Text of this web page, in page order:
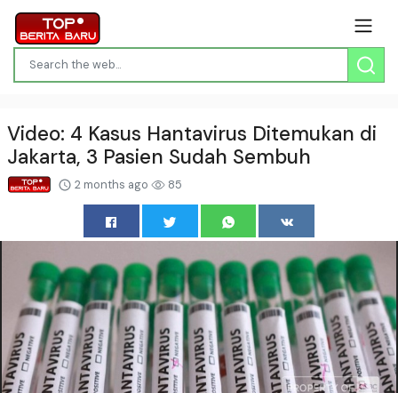
Video: 4 Kasus Hantavirus Ditemukan di
Jakarta, 3 Pasien Sudah Sembuh
2 months ago 85